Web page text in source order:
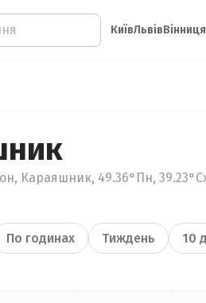
КиївЛьвівВінниця
Караяшник, 49.36°Пн,
По годинах Тиждень 10